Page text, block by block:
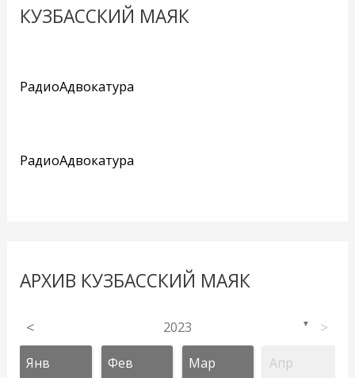
КУЗБАССКИЙ МАЯК
РадиоАдвокатура
РадиоАдвокатура
АРХИВ КУЗБАССКИЙ МАЯК
< 2023 ▼ >
Янв Фев Мар Апр